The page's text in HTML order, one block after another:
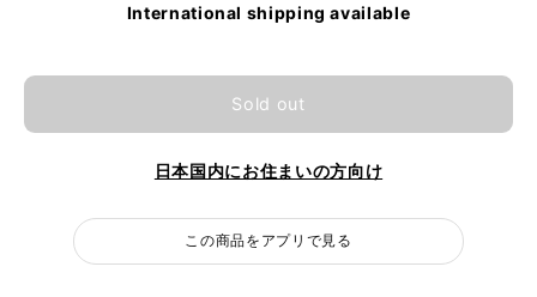
International shipping available
Sold out
日本国内にお住まいの方向け
この商品をアプリで見る